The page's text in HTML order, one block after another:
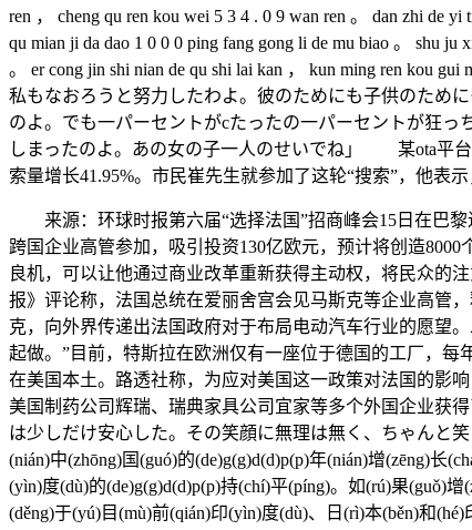
ren ， cheng qu ren kou wei 5 3 4 . 0 9 wan ren 。 dan zhi de
qu mian ji da dao 1 0 0 0 ping fang gong li de mu biao 。 shu
。 er cong jin shi nian de qu shi lai kan ， kun ming ren kou
私もなおろうと努力したわよ。彼のためにも子供のため
のよ。でも一パーセントがcたったの一パーセントが狂
しまったのよ。あの女の子一人のせいでね」 某ota平台
索量增长41.95%。市民崔先生就参加了这轮“搜索”，他表
来源：环球时报第六届“选择法国”招商峰会15日在巴黎
跨国企业高管参加，吸引投资130亿欧元，预计将创造
良机，可以让他通过商业改革重新获得主动权，将民众的
报》评论称，法国总统在爱丽舍宫会见马斯克等企业高管
克，向外界传递出法国政府对于布局电动汽车行业的愿望
起做。”目前，特斯拉在欧洲仅有一座位于德国的工厂，
在美国本土。路透社称，为应对美国这一政策对法国的影
美国制药公司辉瑞、瑞典家具公司宜家等多个外国企业获
は少しだけ安心した。その笑顔に無理は無く、ちゃんと
(nián)中(zhōng)国(guó)的(de)g(g)d(d)p(p)年(nián)增(zēng)长
(yìn)度(dù)的(de)g(g)d(d)p(p)持(chí)平(píng)。如(rú)果(guǒ)
(děng)于(yú)目(mù)前(qián)印(yìn)度(dù)、日(rì)本(běn)和